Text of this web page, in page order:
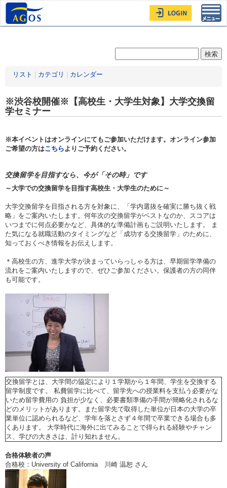
リスト カテゴリ カレンダー
※渋谷校開催※【高校生・大学生対象】大学交換留
学セミナー
※本イベントはオンラインにてもご参加いただけます。オンライン参加
ご希望の方はこちらよりご予約ください。
交換留学を目指すなら、今が「その時」です
～大学での交換留学を目指す高校生・大学生のために～
大学交換留学を目指される方を対象に、「学内選抜を確実に勝ち抜く戦
略」をご案内いたします。何年次の交換留学がベストなのか、スコアは
いつまでに何点必要かなど、具体的な準備計画もご説明いたします。 ま
た気になる就職活動のタイミングなど「成功する交換留学」のために、
知っておくべき情報をお伝えします。
＊高校生の方、進学大学が決まっていらっしゃる方は、早期留学準備の
流れをご案内いたしますので、ぜひご参加ください。保護者の方の同伴
も可能です。
交換留学とは、大学間の協定により１学期から１年間、学生を交換する
留学制度です。 私費留学に比べて、留学先への授業料を支払う必要がな
いため留学費用の 負担が少なく、必要書類準備の手間が簡略化されるな
どのメリットがあります。また留学先で取得した単位が日本の大学の卒
業単位に認められるなど、学年を落とさず４年間で卒業できる場合も多
くあります。 大学時代に海外に出てみることで得られる経験やチャン
ス、学びの大きさは、計り知れません。
合格体験者の声
合格校：University of California 川崎 温恕 さん